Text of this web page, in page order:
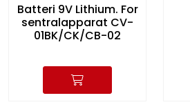
Batteri 9V Lithium. For
sentralapparat CV-
01BK/CK/CB-02